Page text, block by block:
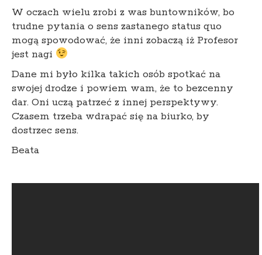
W oczach wielu zrobi z was buntowników, bo
trudne pytania o sens zastanego status quo
mogą spowodować, że inni zobaczą iż Profesor
jest nagi
Dane mi było kilka takich osób spotkać na
swojej drodze i powiem wam, że to bezcenny
dar. Oni uczą patrzeć z innej perspektywy.
Czasem trzeba wdrapać się na biurko, by
dostrzec sens.
Beata